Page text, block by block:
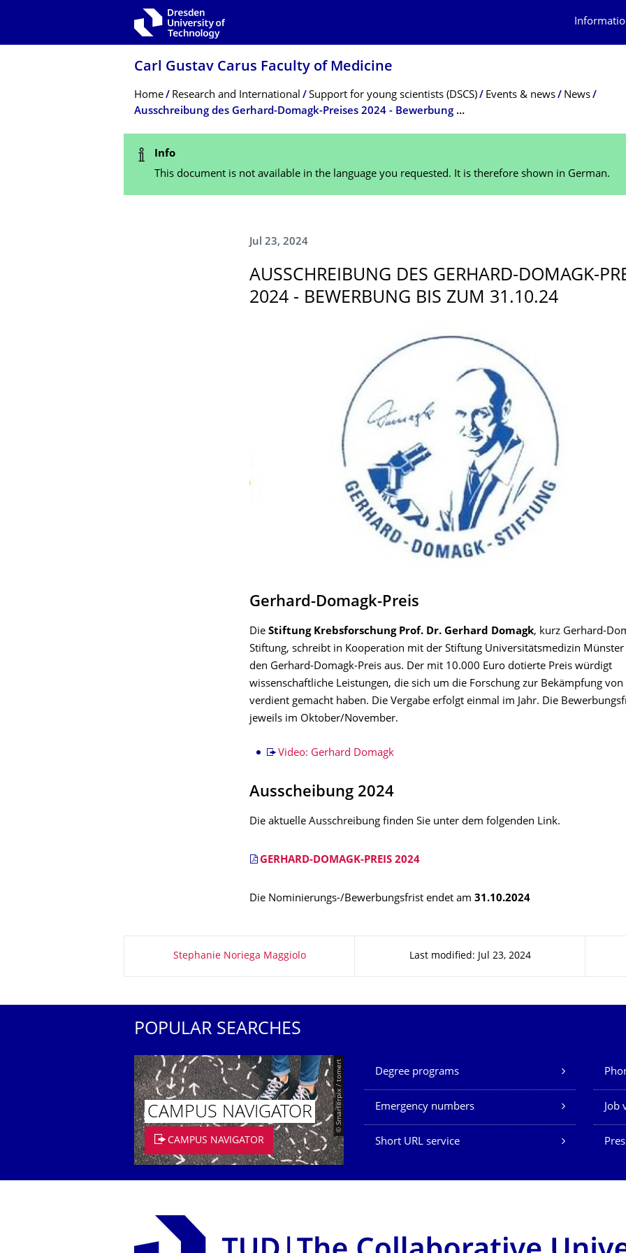
Carl Gustav Carus Faculty of Medicine
Breadcrumb Menu
Home Research and International Support for young scientists (DSCS) Events & news
News
Ausschreibung des Gerhard-Domagk-Preises 2024 - Bewerbung bis zum 31.10.24
Status Message
Info
This document is not available in the language you requested. It is therefore shown in German.
Jul 23, 2024
AUSSCHREIBUNG DES GERHARD-DOMAGK-
2024 - BEWERBUNG BIS ZUM 31.10.24
Gerhard-Domagk-Preis
Die Stiftung Krebsforschung Prof. Dr. Gerhard Domagk, kurz Gerhard-
Stiftung, schreibt in Kooperation mit der Stiftung Universitätsmedizin
den Gerhard-Domagk-Preis aus. Der mit 10.000 Euro dotierte Preis würdigt
wissenschaftliche Leistungen, die sich um die Forschung zur Bekämpfung von
verdient gemacht haben. Die Vergabe erfolgt einmal im Jahr. Die
jeweils im Oktober/November.
Video: Gerhard Domagk
Ausscheibung 2024
Die aktuelle Ausschreibung finden Sie unter dem folgenden Link.
GERHARD-DOMAGK-PREIS 2024
Die Nominierungs-/Bewerbungsfrist endet am 31.10.2024
Stephanie Noriega Maggiolo Last modified: Jul 23, 2024
POPULAR SEARCHES
© Smarterpix / tomert
CAMPUS NAVIGATOR
CAMPUS NAVIGATOR
Our Services
Degree programs
Emergency numbers Job
Short URL service